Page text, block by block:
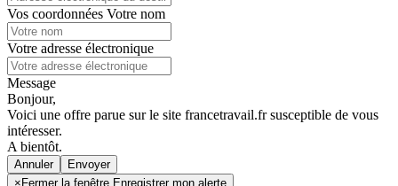
Vos coordonnées Votre nom
Votre adresse électronique
Message
Bonjour,
Voici une offre parue sur le site francetravail.fr susceptible de vous
intéresser.
A bientôt.
Annuler
× Fermer la fenêtre Enregistrer mon alerte